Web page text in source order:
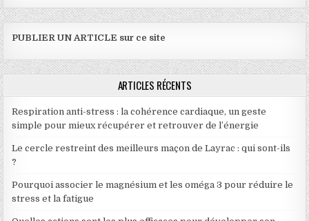
PUBLIER UN ARTICLE sur ce site
ARTICLES RÉCENTS
Respiration anti-stress : la cohérence cardiaque, un geste
simple pour mieux récupérer et retrouver de l’énergie
Le cercle restreint des meilleurs maçon de Layrac : qui sont-ils
?
Pourquoi associer le magnésium et les oméga 3 pour réduire le
stress et la fatigue